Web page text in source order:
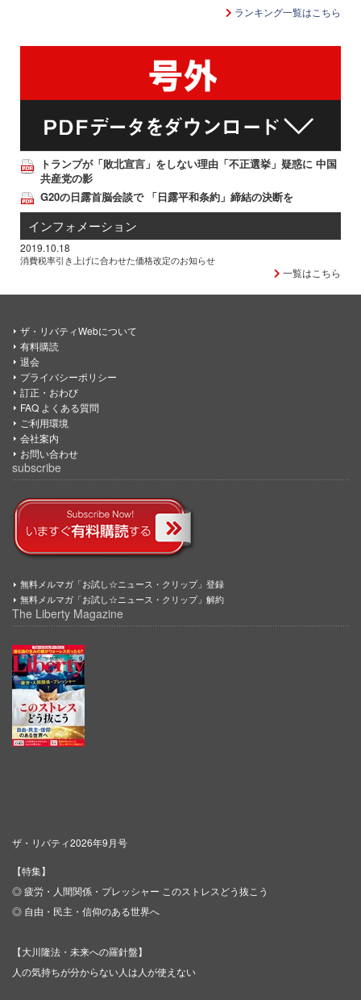
ランキング一覧はこちら
トランプが「敗北宣言」をしない理由「不正選挙」疑惑に 中国
共産党の影
G20の日露首脳会談で 「日露平和条約」締結の決断を
インフォメーション
2019.10.18
消費税率引き上げに合わせた価格改定のお知らせ
一覧はこちら
ザ・リバティWebについて
有料購読
退会
プライバシーポリシー
訂正・おわび
FAQ よくある質問
ご利用環境
会社案内
お問い合わせ
subscribe
無料メルマガ「お試し☆ニュース・クリップ」登録
無料メルマガ「お試し☆ニュース・クリップ」解約
The Liberty Magazine
ザ・リバティ2026年9月号
【特集】
◎ 疲労・人間関係・プレッシャー このストレスどう抜こう
◎ 自由・民主・信仰のある世界へ
【大川隆法・未来への羅針盤】
人の気持ちが分からない人は人が使えない